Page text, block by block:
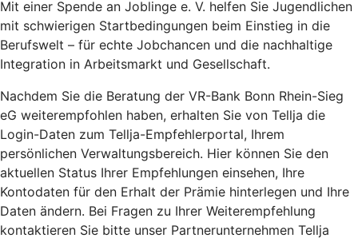
Mit einer Spende an Joblinge e. V. helfen Sie Jugendlichen
mit schwierigen Startbedingungen beim Einstieg in die
Berufswelt – für echte Jobchancen und die nachhaltige
Integration in Arbeitsmarkt und Gesellschaft.
Nachdem Sie die Beratung der VR-Bank Bonn Rhein-Sieg
eG weiterempfohlen haben, erhalten Sie von Tellja die
Login-Daten zum Tellja-Empfehlerportal, Ihrem
persönlichen Verwaltungsbereich. Hier können Sie den
aktuellen Status Ihrer Empfehlungen einsehen, Ihre
Kontodaten für den Erhalt der Prämie hinterlegen und Ihre
Daten ändern. Bei Fragen zu Ihrer Weiterempfehlung
kontaktieren Sie bitte unser Partnerunternehmen Tellja